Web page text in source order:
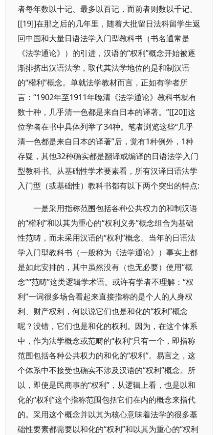
者每年数以十记、最多以百记，而前者则数以千记。
[[19]]在那之后的几年里，随着大批留日法科留学生返
回中国和大量日语法学入门型教科书（书名通常是
《法学通论》）的引进，汉语的“权利”概念开始被逐
渐排挤出汉语法学，取代其法学地位的是和制汉语
的“權利”概念。单就法学教材而言，正如有学者所
言：“1902年至1911年晚清《法学通论》教科书就有
数十种，几乎清一色都是来自日本的译著。”[[20]]这
位学者在书中具体列举了34种。笔者浏览这些“几乎
清一色都是来自日本的译著”后，觉有1种例外，1种
存疑，其他32种确实都是翻译或编译的日语法学入门
型教科书。从基础性学术要素看，所有汉译日语法学
入门型（或基础性）教科书都有以下两个突出的特点:
一是采用指称范围包括各种公共权力的和制汉语
的“權利”和以其为重心的“权利义务”概念组合为基础
性范畴，而未采用汉语的“权利”概念。当年的日语法
学入门型教科书（一般称为《法学通论》）事实上都
是如此安排的，其中虽然没有（也无必要）使用“概
念”“范畴”这类逻辑学术语。或许有学者不理解：“权
利”一词很多场合看起来直接指称的是个人的人身权
利、财产权利，何以说它们也是和化的“权利”概念
呢？没错，它们也是和化的权利。因为，在这个体系
中，作为法学概念或范畴的“权利”只有一个，即指称
范围包括各种公共权力的和化的“权利”。易言之，这
个体系中不接受也确实不涉及汉语的“权利”概念。所
以，即使是民商事的“权利”，从逻辑上看，也是以和
化的“权利”这个指称范围包括它们在内的概念来指代
的。采用这个概念并以其为核心意味着法学的很多基
础性要素都需要以和化的“权利”和以其为重心的“权利